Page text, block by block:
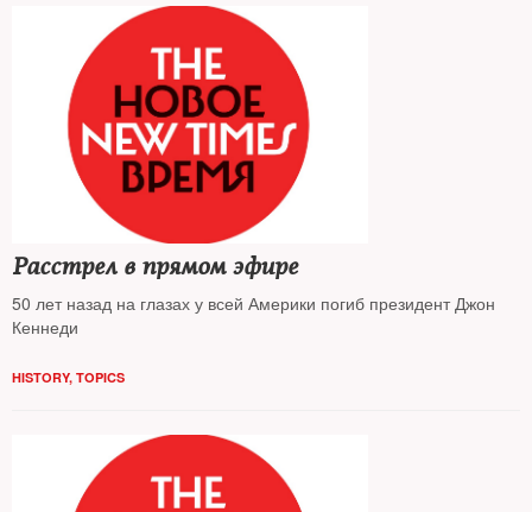
Расстрел в прямом эфире
50 лет назад на глазах у всей Америки погиб президент Джон
Кеннеди
HISTORY, TOPICS